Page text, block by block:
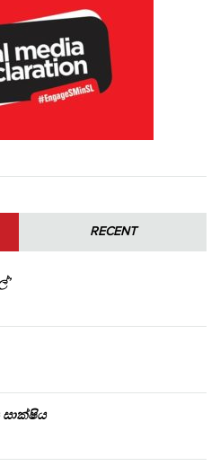
RECENT
සාක්ෂිය